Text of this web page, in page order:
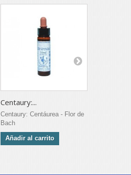
Centaury:...
Centaury: Centáurea - Flor de
Bach
Añadir al carrito